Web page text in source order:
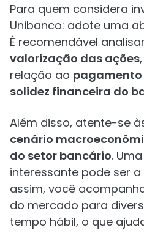
Para quem considera
Unibanco: adote uma
É recomendável
valorização das ações
relação ao
solidez financeira do
Além disso, atente-se
cenário
do setor bancário.
interessante pode ser a
assim, você
do mercado para
tempo hábil, o que